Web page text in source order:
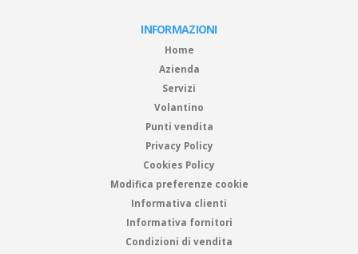
INFORMAZIONI
Home
Azienda
Servizi
Volantino
Punti vendita
Privacy Policy
Cookies Policy
Modifica preferenze cookie
Informativa clienti
Informativa fornitori
Condizioni di vendita